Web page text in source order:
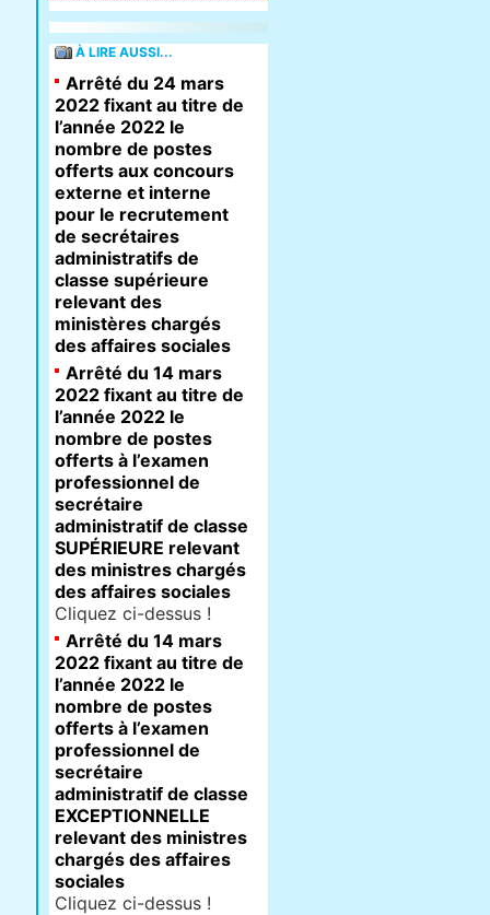
À LIRE AUSSI...
Arrêté du 24 mars
2022 fixant au titre de
l’année 2022 le
nombre de postes
offerts aux concours
externe et interne
pour le recrutement
de secrétaires
administratifs de
classe supérieure
relevant des
ministères chargés
des affaires sociales
Arrêté du 14 mars
2022 fixant au titre de
l’année 2022 le
nombre de postes
offerts à l’examen
professionnel de
secrétaire
administratif de classe
SUPÉRIEURE relevant
des ministres chargés
des affaires sociales
Cliquez ci-dessus !
Arrêté du 14 mars
2022 fixant au titre de
l’année 2022 le
nombre de postes
offerts à l’examen
professionnel de
secrétaire
administratif de classe
EXCEPTIONNELLE
relevant des ministres
chargés des affaires
sociales
Cliquez ci-dessus !